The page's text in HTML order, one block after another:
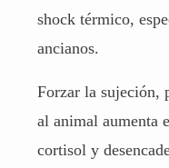
shock térmico,
ancianos.
Forzar la sujeción,
al animal aumenta
cortisol y